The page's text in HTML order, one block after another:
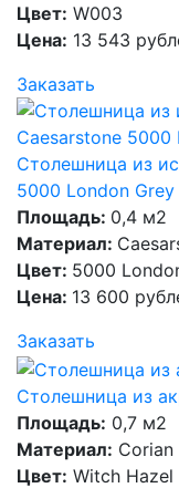
Цвет: W003
Цена: 13 543
Заказать
Столешница из
5000 London Grey
Площадь: 0,4 м2
Материал:
Цвет: 5000
Цена: 13 600
Заказать
Столешница из
Площадь: 0,7 м2
Материал: Corian
Цвет: Witch Hazel